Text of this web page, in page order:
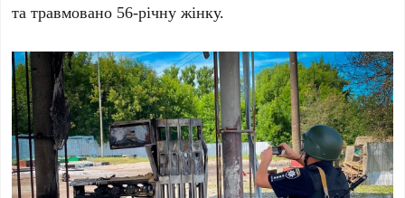
та травмовано 56-річну жінку.